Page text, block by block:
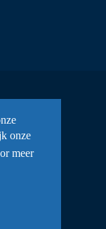
onze
meer